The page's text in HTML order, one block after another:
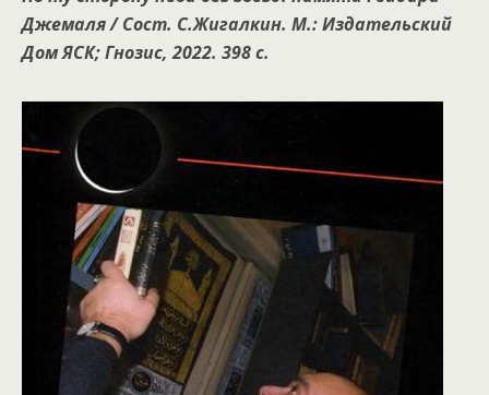
Джемаля / Сост. С.Жигалкин. М.: Издательский
Дом ЯСК; Гнозис, 2022. 398 с.